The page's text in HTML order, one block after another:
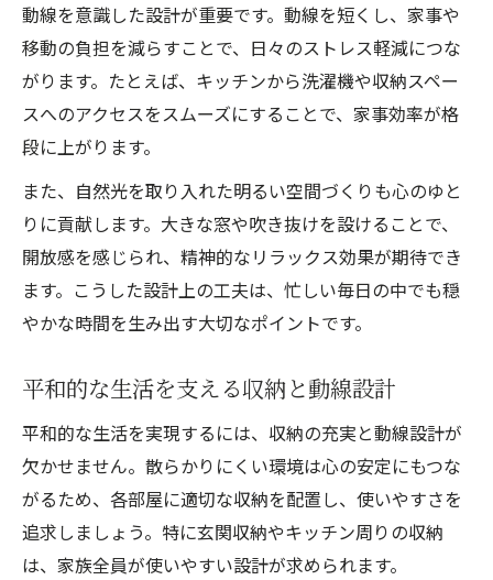
動線を意識した設計が重要です。動線を短くし、家事や
移動の負担を減らすことで、日々のストレス軽減につな
がります。たとえば、キッチンから洗濯機や収納スペー
スへのアクセスをスムーズにすることで、家事効率が格
段に上がります。
また、自然光を取り入れた明るい空間づくりも心のゆと
りに貢献します。大きな窓や吹き抜けを設けることで、
開放感を感じられ、精神的なリラックス効果が期待でき
ます。こうした設計上の工夫は、忙しい毎日の中でも穏
やかな時間を生み出す大切なポイントです。
平和的な生活を支える収納と動線設計
平和的な生活を実現するには、収納の充実と動線設計が
欠かせません。散らかりにくい環境は心の安定にもつな
がるため、各部屋に適切な収納を配置し、使いやすさを
追求しましょう。特に玄関収納やキッチン周りの収納
は、家族全員が使いやすい設計が求められます。